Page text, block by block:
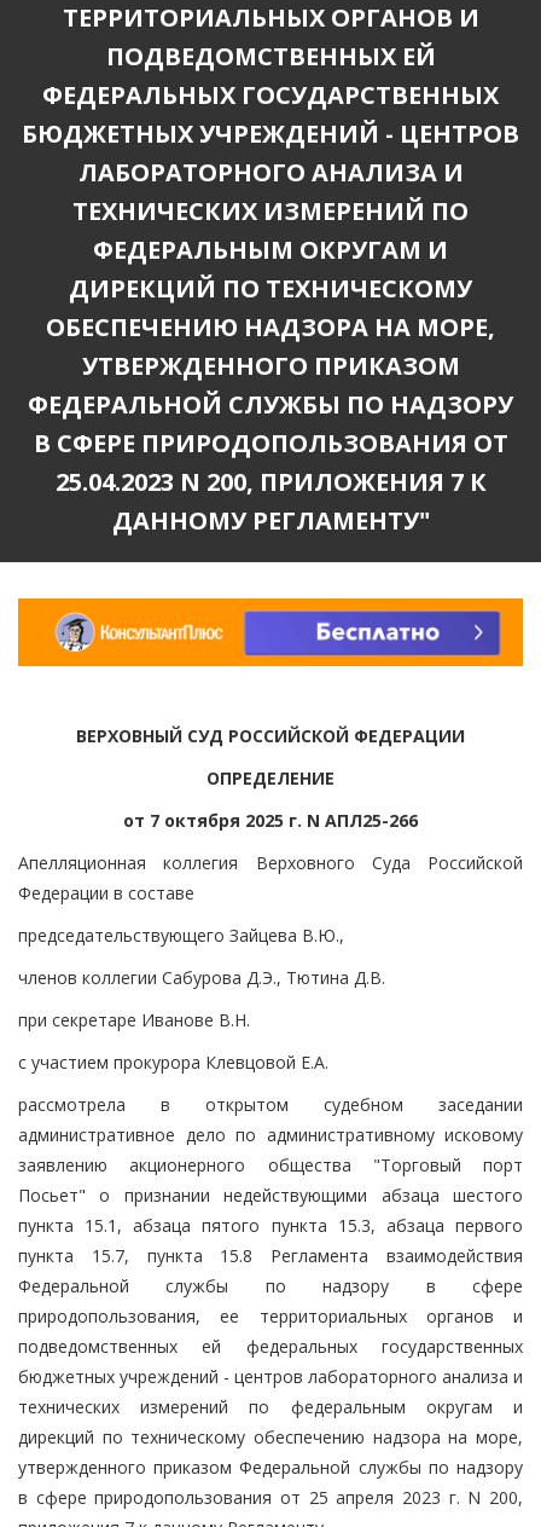
ТЕРРИТОРИАЛЬНЫХ ОРГАНОВ И
ПОДВЕДОМСТВЕННЫХ ЕЙ
ФЕДЕРАЛЬНЫХ ГОСУДАРСТВЕННЫХ
БЮДЖЕТНЫХ УЧРЕЖДЕНИЙ - ЦЕНТРОВ
ЛАБОРАТОРНОГО АНАЛИЗА И
ТЕХНИЧЕСКИХ ИЗМЕРЕНИЙ ПО
ФЕДЕРАЛЬНЫМ ОКРУГАМ И
ДИРЕКЦИЙ ПО ТЕХНИЧЕСКОМУ
ОБЕСПЕЧЕНИЮ НАДЗОРА НА МОРЕ,
УТВЕРЖДЕННОГО ПРИКАЗОМ
ФЕДЕРАЛЬНОЙ СЛУЖБЫ ПО НАДЗОРУ
В СФЕРЕ ПРИРОДОПОЛЬЗОВАНИЯ ОТ
25.04.2023 N 200, ПРИЛОЖЕНИЯ 7 К
ДАННОМУ РЕГЛАМЕНТУ"
ВЕРХОВНЫЙ СУД РОССИЙСКОЙ ФЕДЕРАЦИИ
ОПРЕДЕЛЕНИЕ
от 7 октября 2025 г. N АПЛ25-266
Апелляционная коллегия Верховного Суда Российской
Федерации в составе
председательствующего Зайцева В.Ю.,
членов коллегии Сабурова Д.Э., Тютина Д.В.
при секретаре Иванове В.Н.
с участием прокурора Клевцовой Е.А.
рассмотрела в открытом судебном заседании
административное дело по административному исковому
заявлению акционерного общества "Торговый порт
Посьет" о признании недействующими абзаца шестого
пункта 15.1, абзаца пятого пункта 15.3, абзаца первого
пункта 15.7, пункта 15.8 Регламента взаимодействия
Федеральной службы по надзору в сфере
природопользования, ее территориальных органов и
подведомственных ей федеральных государственных
бюджетных учреждений - центров лабораторного анализа и
технических измерений по федеральным округам и
дирекций по техническому обеспечению надзора на море,
утвержденного приказом Федеральной службы по надзору
в сфере природопользования от 25 апреля 2023 г. N 200,